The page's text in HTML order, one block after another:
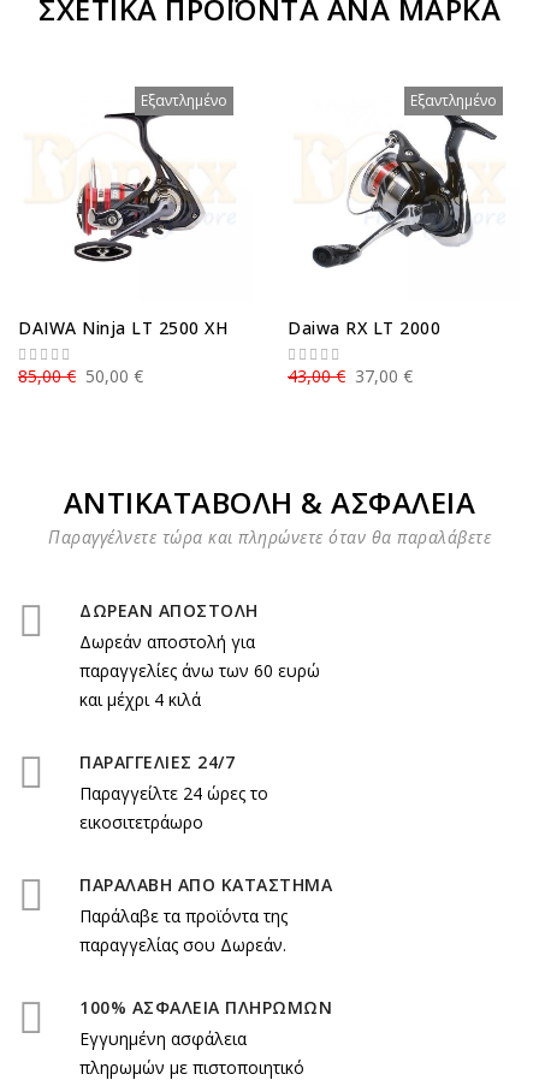
ΣΧΕΤΙΚΆ ΠΡΟΪΌΝΤΑ ΑΝΆ ΜΆΡΚΑ
Εξαντλημένο
DAIWA Ninja LT 2500 XH
50,00 €
85,00 €
Εξαντλημένο
Daiwa RX LT 2000
37,00 €
43,00 €
ΑΝΤΙΚΑΤΑΒΟΛΗ & ΑΣΦΑΛΕΙΑ
Παραγγέλνετε τώρα και πληρώνετε όταν θα παραλάβετε
ΔΩΡΕΑΝ ΑΠΟΣΤΟΛΗ
Δωρεάν αποστολή για
παραγγελίες άνω των 60 ευρώ
και μέχρι 4 κιλά
ΠΑΡΑΓΓΕΛΙΕΣ 24/7
Παραγγείλτε 24 ώρες το
εικοσιτετράωρο
ΠΑΡΑΛΑΒΗ ΑΠΟ ΚΑΤΑΣΤΗΜΑ
Παράλαβε τα προϊόντα της
παραγγελίας σου Δωρεάν.
100% ΑΣΦΑΛΕΙΑ ΠΛΗΡΩΜΩΝ
Εγγυημένη ασφάλεια
πληρωμών με πιστοποιητικό